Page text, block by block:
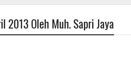
Oleh Muh. Sapri Jaya